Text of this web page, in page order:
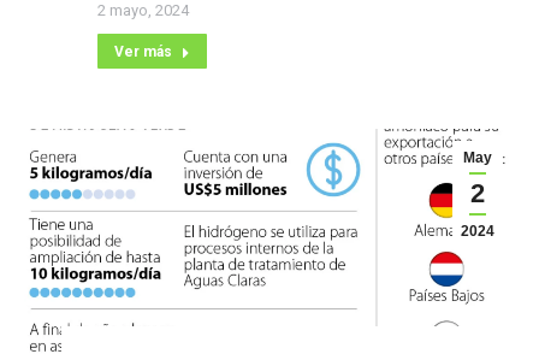
2 mayo, 2024
Ver más
May
2
2024